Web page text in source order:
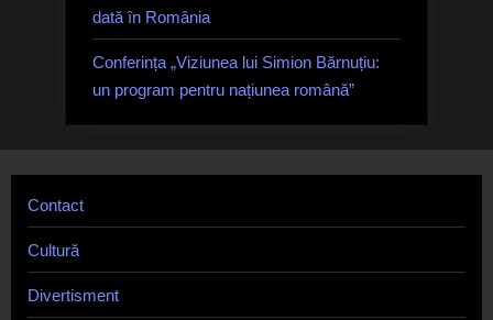
dată în România
Conferința „Viziunea lui Simion Bărnuțiu:
un program pentru națiunea română”
Contact
Cultură
Divertisment